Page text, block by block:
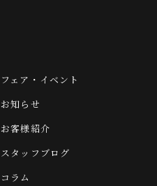
フェア・イベント
お知らせ
お客様紹介
スタッフブログ
コラム